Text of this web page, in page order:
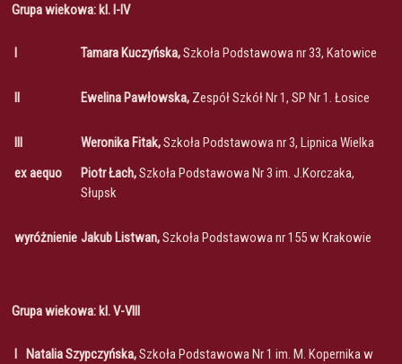
Grupa wiekowa: kl. I-IV
I Tamara Kuczyńska,Szkoła Podstawowa nr 33, Katowice
II Ewelina Pawłowska, Zespół Szkół Nr 1, SP Nr 1. Łosice
III
ex aequo
Weronika Fitak,Szkoła Podstawowa nr 3, Lipnica Wielka
Piotr Łach,Szkoła Podstawowa Nr 3 im. J.Korczaka,
Słupsk
wyróżnienie Jakub Listwan,Szkoła Podstawowa nr 155 w Krakowie
Grupa wiekowa: kl. V-VIII
I Natalia Szypczyńska,Szkoła Podstawowa Nr 1 im. M. Kopernika w